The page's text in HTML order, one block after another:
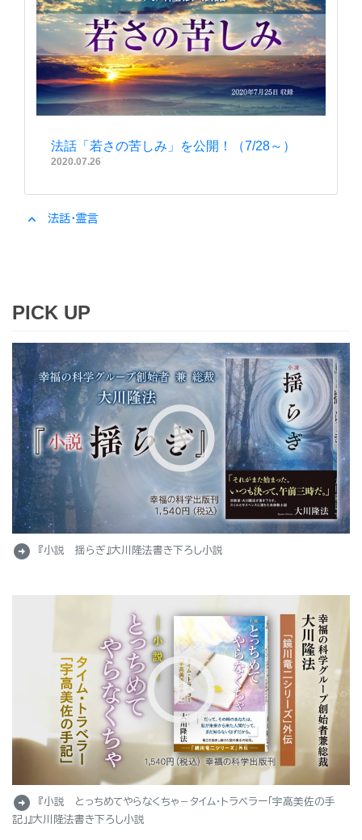
法話「若さの苦しみ」を公開！（7/28～）
2020.07.26
expand_less 法話・霊言
PICK UP
arrow_circle_right 『小説 揺らぎ』大川隆法書き下ろし小説
arrow_circle_right
『小説 とっちめてやらなくちゃ－タイム・トラベラー「宇高美佐の手
記」』大川隆法書き下ろし小説